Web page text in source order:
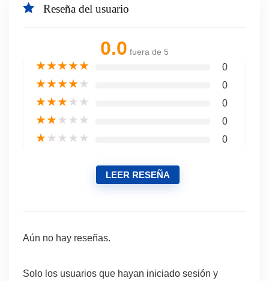
Reseña del usuario
0.0 fuera de 5
★★★★★ 0
★★★★★ 0
★★★★★ 0
★★★★★ 0
★★★★★ 0
LEER RESEÑA
Aún no hay reseñas.
Solo los usuarios que hayan iniciado sesión y